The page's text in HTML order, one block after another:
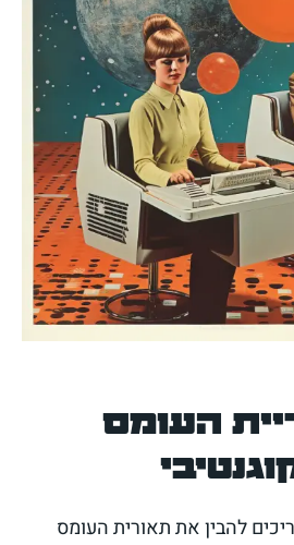
העומס
להבין את תאורית העומס